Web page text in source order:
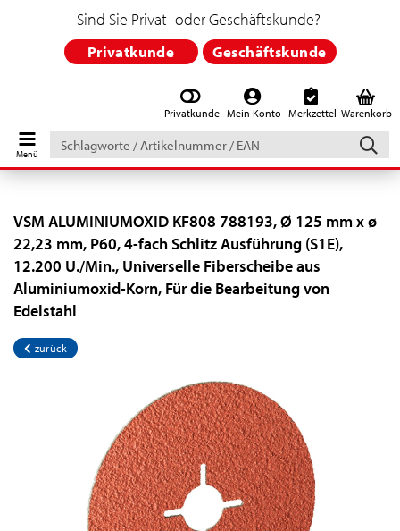
Privatkunde Mein Konto Merkzettel Warenkorb
Schlagworte
/
Artikelnummer
EAN
Sind Sie Privat- oder Geschäftskunde?
Privatkunde Geschäftskunde
VSM ALUMINIUMOXID KF808 788193, Ø 125 mm x ø
22,23 mm, P60, 4-fach Schlitz Ausführung (S1E),
12.200 U./Min., Universelle Fiberscheibe aus
Aluminiumoxid-Korn, Für die Bearbeitung von
Edelstahl
zurück